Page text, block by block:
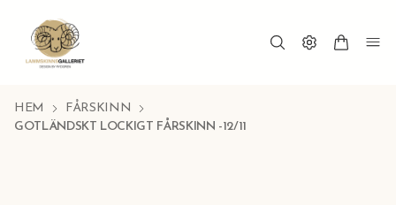
HEM
FÅRSKINN
GOTLÄNDSKT LOCKIGT FÅRSKINN -12/11